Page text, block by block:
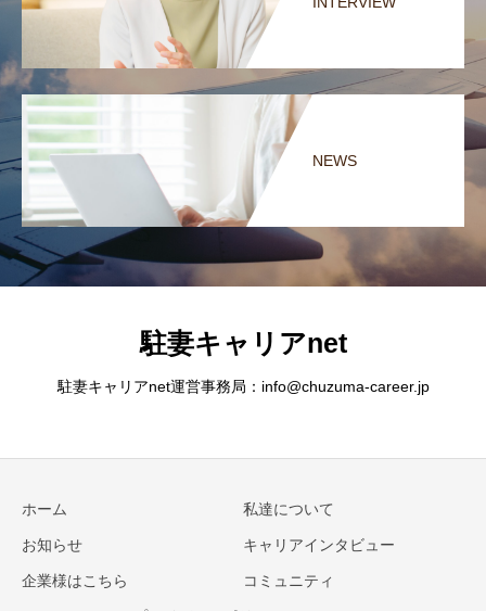
NEWS
駐妻キャリアnet
駐妻キャリアnet運営事務局：info@chuzuma-career.jp
ホーム 私達について
お知らせ キャリアインタビュー
企業様はこちら コミュニティ